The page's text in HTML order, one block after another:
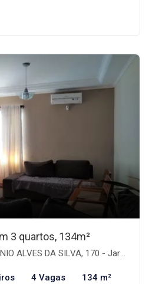
3 quartos, 134m²
SILVA, 170 - Jardim Imperador, Guarulhos-SP
4 Vagas 134 m²